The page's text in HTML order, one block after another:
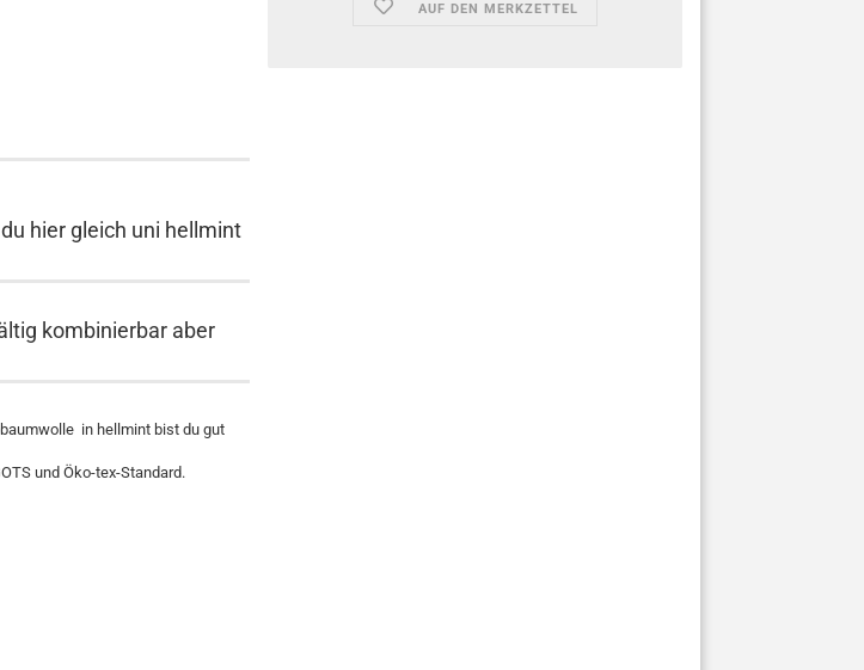
AUF DEN MERKZETTEL
hier gleich uni hellmint
kombinierbar aber
in hellmint bist du gut
und Öko-tex-Standard.